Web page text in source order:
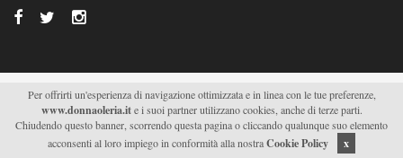
© 2026/2027 Soc. Agr. Donna Oleria s.r.l. - Via S. Fili –
C.da Saetta 19 – Monteroni di Lecce (LE) - P.IVA
04511470751 | Supported by Moviweb
Per offrirti un'esperienza di navigazione ottimizzata e in linea con le tue preferenze,
www.donnaoleria.ite i suoi partner utilizzano cookies, anche di terze parti.
Chiudendo questo banner, scorrendo questa pagina o cliccando qualunque suo elemento
acconsenti al loro impiego in conformità alla nostraCookie Policy